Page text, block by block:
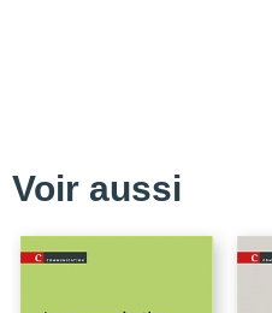
Voir aussi